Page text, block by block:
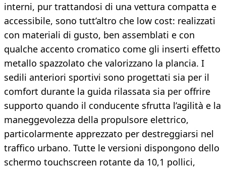
interni, pur trattandosi di una vettura compatta e
accessibile, sono tutt’altro che low cost: realizzati
con materiali di gusto, ben assemblati e con
qualche accento cromatico come gli inserti effetto
metallo spazzolato che valorizzano la plancia. I
sedili anteriori sportivi sono progettati sia per il
comfort durante la guida rilassata sia per offrire
supporto quando il conducente sfrutta l’agilità e la
maneggevolezza della propulsore elettrico,
particolarmente apprezzato per destreggiarsi nel
traffico urbano. Tutte le versioni dispongono dello
schermo touchscreen rotante da 10,1 pollici,